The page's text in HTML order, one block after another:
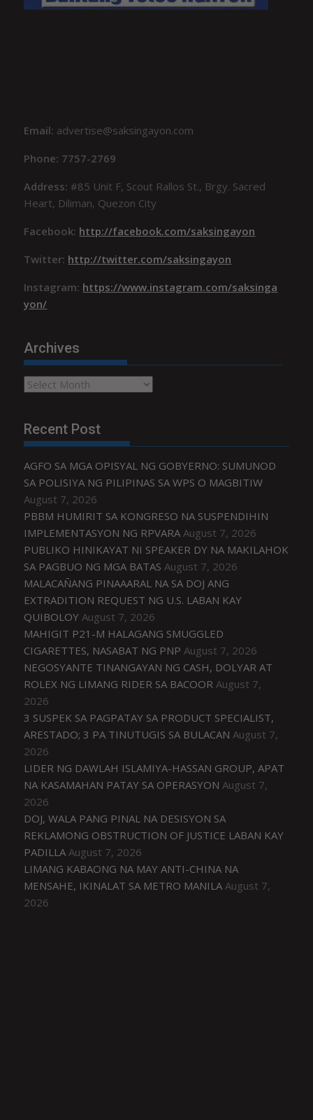
Email: advertise@saksingayon.com
Phone: 7757-2769
Address:#85 Unit F, Scout Rallos St., Brgy. Sacred
Heart, Diliman, Quezon City
Facebook: http://facebook.com/saksingayon
Twitter: http://twitter.com/saksingayon
Instagram: https://www.instagram.com/saksinga
yon/
Archives
Archives
Recent Post
AGFO SA MGA OPISYAL NG GOBYERNO: SUMUNOD
SA POLISIYA NG PILIPINAS SA WPS O MAGBITIW
August 7, 2026
PBBM HUMIRIT SA KONGRESO NA SUSPENDIHIN
IMPLEMENTASYON NG RPVARA August 7, 2026
PUBLIKO HINIKAYAT NI SPEAKER DY NA MAKILAHOK
SA PAGBUO NG MGA BATAS August 7, 2026
MALACAÑANG PINAAARAL NA SA DOJ ANG
EXTRADITION REQUEST NG U.S. LABAN KAY
QUIBOLOY August 7, 2026
MAHIGIT P21-M HALAGANG SMUGGLED
CIGARETTES, NASABAT NG PNP August 7, 2026
NEGOSYANTE TINANGAYAN NG CASH, DOLYAR AT
ROLEX NG LIMANG RIDER SA BACOOR August 7,
2026
3 SUSPEK SA PAGPATAY SA PRODUCT SPECIALIST,
ARESTADO; 3 PA TINUTUGIS SA BULACAN August 7,
2026
LIDER NG DAWLAH ISLAMIYA-HASSAN GROUP, APAT
NA KASAMAHAN PATAY SA OPERASYON August 7,
2026
DOJ, WALA PANG PINAL NA DESISYON SA
REKLAMONG OBSTRUCTION OF JUSTICE LABAN KAY
PADILLA August 7, 2026
LIMANG KABAONG NA MAY ANTI-CHINA NA
MENSAHE, IKINALAT SA METRO MANILA August 7,
2026